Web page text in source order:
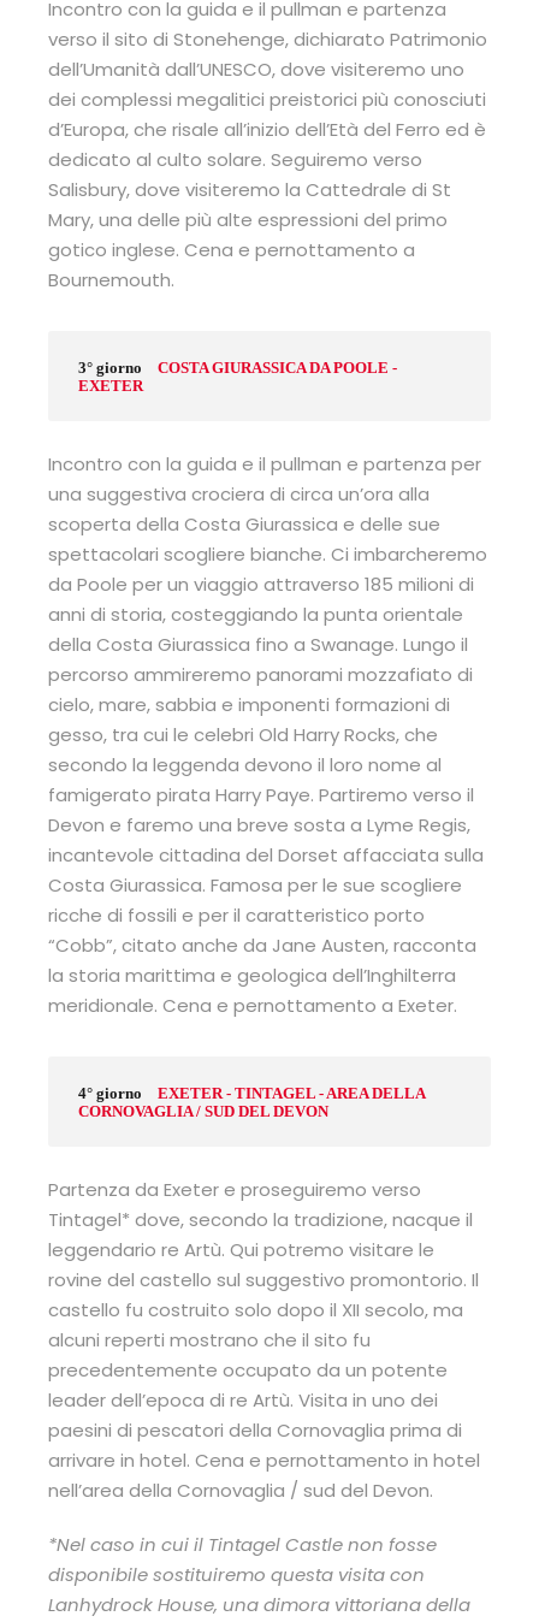
Incontro con la guida e il pullman e partenza
verso il sito di Stonehenge, dichiarato Patrimonio
dell’Umanità dall’UNESCO, dove visiteremo uno
dei complessi megalitici preistorici più conosciuti
d’Europa, che risale all’inizio dell’Età del Ferro ed è
dedicato al culto solare. Seguiremo verso
Salisbury, dove visiteremo la Cattedrale di St
Mary, una delle più alte espressioni del primo
gotico inglese. Cena e pernottamento a
Bournemouth.
3° giorno
COSTA GIURASSICA DA POOLE -
EXETER
Incontro con la guida e il pullman e partenza per
una suggestiva crociera di circa un’ora alla
scoperta della Costa Giurassica e delle sue
spettacolari scogliere bianche. Ci imbarcheremo
da Poole per un viaggio attraverso 185 milioni di
anni di storia, costeggiando la punta orientale
della Costa Giurassica fino a Swanage. Lungo il
percorso ammireremo panorami mozzafiato di
cielo, mare, sabbia e imponenti formazioni di
gesso, tra cui le celebri Old Harry Rocks, che
secondo la leggenda devono il loro nome al
famigerato pirata Harry Paye. Partiremo verso il
Devon e faremo una breve sosta a Lyme Regis,
incantevole cittadina del Dorset affacciata sulla
Costa Giurassica. Famosa per le sue scogliere
ricche di fossili e per il caratteristico porto
“Cobb”, citato anche da Jane Austen, racconta
la storia marittima e geologica dell’Inghilterra
meridionale. Cena e pernottamento a Exeter.
4° giorno
EXETER - TINTAGEL - AREA DELLA
CORNOVAGLIA / SUD DEL DEVON
Partenza da Exeter e proseguiremo verso
Tintagel* dove, secondo la tradizione, nacque il
leggendario re Artù. Qui potremo visitare le
rovine del castello sul suggestivo promontorio. Il
castello fu costruito solo dopo il XII secolo, ma
alcuni reperti mostrano che il sito fu
precedentemente occupato da un potente
leader dell’epoca di re Artù. Visita in uno dei
paesini di pescatori della Cornovaglia prima di
arrivare in hotel. Cena e pernottamento in hotel
nell’area della Cornovaglia / sud del Devon.
*Nel caso in cui il Tintagel Castle non fosse
disponibile sostituiremo questa visita con
Lanhydrock House, una dimora vittoriana della